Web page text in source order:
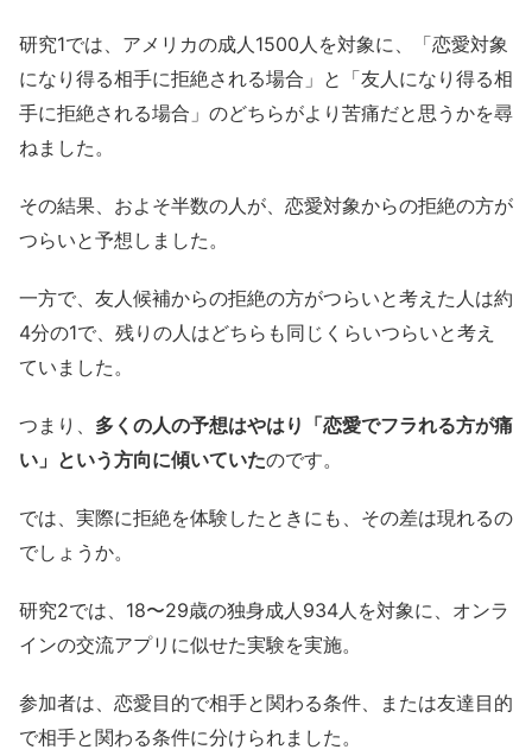
研究1では、アメリカの成人1500人を対象に、「恋愛対象
になり得る相手に拒絶される場合」と「友人になり得る相
手に拒絶される場合」のどちらがより苦痛だと思うかを尋
ねました。
その結果、およそ半数の人が、恋愛対象からの拒絶の方が
つらいと予想しました。
一方で、友人候補からの拒絶の方がつらいと考えた人は約
4分の1で、残りの人はどちらも同じくらいつらいと考え
ていました。
つまり、 多くの人の予想はやはり「恋愛でフラれる方が痛
い」という方向に傾いていたのです。
では、実際に拒絶を体験したときにも、その差は現れるの
でしょうか。
研究2では、18〜29歳の独身成人934人を対象に、オンラ
インの交流アプリに似せた実験を実施。
参加者は、恋愛目的で相手と関わる条件、または友達目的
で相手と関わる条件に分けられました。